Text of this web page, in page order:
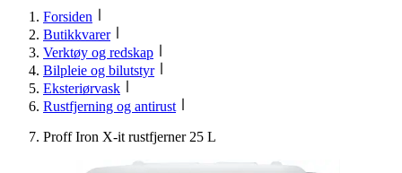
Forsiden
Butikkvarer
Verktøy og redskap
Bilpleie og bilutstyr
Eksteriørvask
Rustfjerning og antirust
Proff Iron X-it rustfjerner 25 L